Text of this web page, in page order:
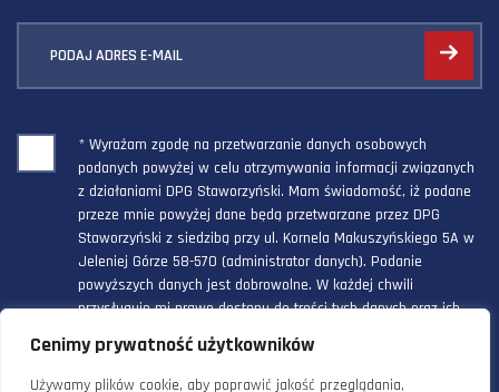
Cenimy prywatność użytkowników
Używamy plików cookie, aby poprawić jakość przeglądania,
PODAJ ADRES E-MAIL
* Wyrażam zgodę na przetwarzanie danych osobowych
podanych powyżej w celu otrzymywania informacji związanych
z działaniami DPG Staworzyński. Mam świadomość, iż podane
przeze mnie powyżej dane będą przetwarzane przez DPG
Staworzyński z siedzibą przy ul. Kornela Makuszyńskiego 5A w
Jeleniej Górze 58-570 (administrator danych). Podanie
powyższych danych jest dobrowolne. W każdej chwili
przysługuje mi prawo dostępu do treści tych danych oraz ich
poprawienia, a powyższa zgoda może być odwołana w każdym
czasie.